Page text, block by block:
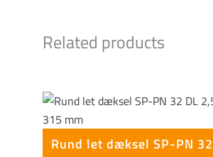
Related products